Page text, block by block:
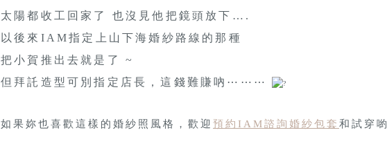
太陽都收工回家了 也沒見他把鏡頭放下….
以後來IAM指定上山下海婚紗路線的那種
把小賀推出去就是了 ~
但拜託造型可別指定店長，這錢難賺吶⋯⋯⋯
如果妳也喜歡這樣的婚紗照風格，歡迎 預約IAM諮詢婚紗包套 和試穿喲